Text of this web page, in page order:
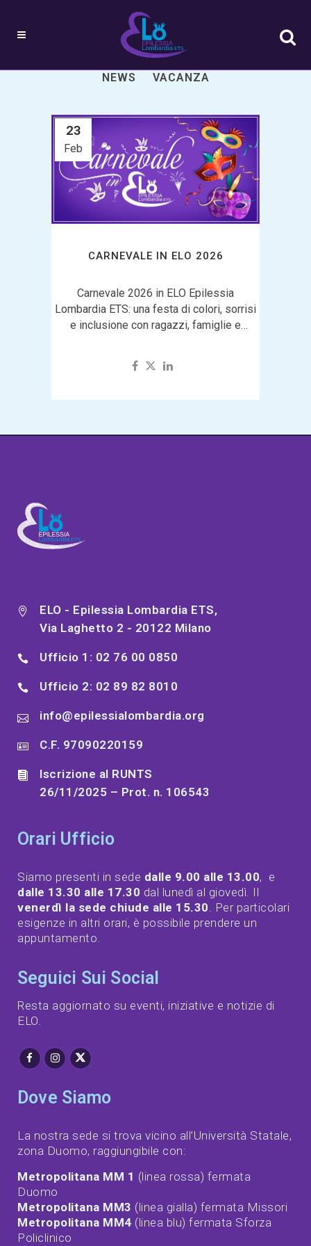
ATTIVITÀ
NEWS
VACANZA
23
Feb
CARNEVALE IN ELO 2026
Carnevale 2026 in ELO Epilessia
Lombardia ETS: una festa di colori, sorrisi
e inclusione con ragazzi, famiglie e
ELO - Epilessia Lombardia ETS,
Via Laghetto 2 - 20122 Milano
Ufficio 1: 02 76 00 0850
Ufficio 2: 02 89 82 8010
info@epilessialombardia.org
C.F. 97090220159
Iscrizione al RUNTS
26/11/2025 – Prot. n. 106543
Orari Ufficio
Siamo presenti in sede dalle 9.00 alle 13.00, e
dalle 13.30 alle 17.30 dal lunedì al giovedì. Il
venerdì la sede chiude alle 15.30 . Per particolari
esigenze in altri orari, è possibile prendere un
appuntamento.
Seguici Sui Social
Resta aggiornato su eventi, iniziative e notizie di
ELO.
Dove Siamo
La nostra sede si trova vicino all’Università Statale,
zona Duomo, raggiungibile con:
Metropolitana MM 1 (linea rossa) fermata
Duomo
Metropolitana MM3 (linea gialla) fermata Missori
Metropolitana MM4 (linea blu) fermata Sforza
Policlinico